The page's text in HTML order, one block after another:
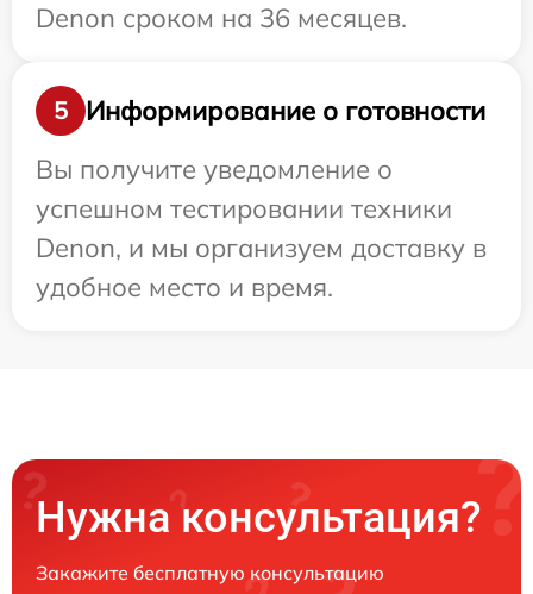
Denon сроком на 36 месяцев.
5
Информирование о готовности
Вы получите уведомление о
успешном тестировании техники
Denon, и мы организуем доставку в
удобное место и время.
Нужна консультация?
Закажите бесплатную консультацию